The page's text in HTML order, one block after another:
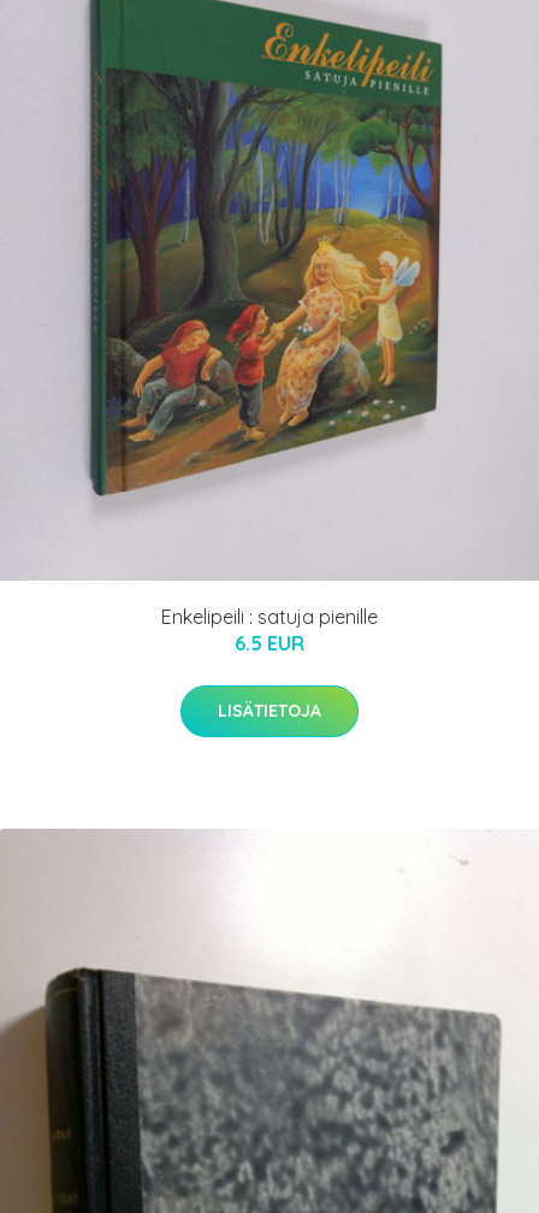
Enkelipeili : satuja pienille
6.5 EUR
LISÄTIETOJA